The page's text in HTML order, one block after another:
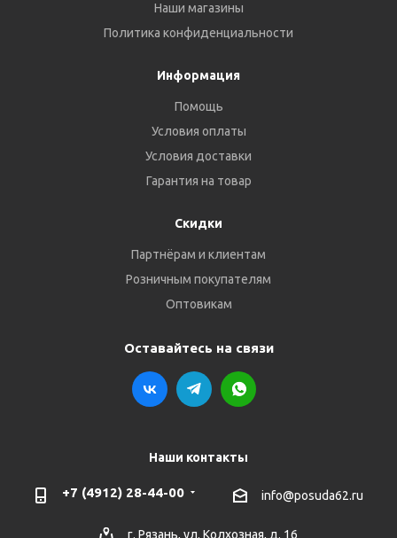
Наши магазины
Политика конфиденциальности
Информация
Помощь
Условия оплаты
Условия доставки
Гарантия на товар
Скидки
Партнёрам и клиентам
Розничным покупателям
Оптовикам
Оставайтесь на связи
Наши контакты
+7 (4912) 28-44-00 info@posuda62.ru
г. Рязань, ул. Колхозная, д. 16